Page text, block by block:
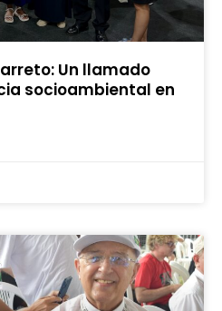
Un llamado
socioambiental en